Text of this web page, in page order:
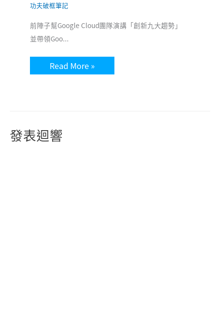
功夫破框筆記
前陣子幫Google Cloud團隊演講「創新九大趨勢」
並帶領Goo...
Read More »
發表迴響